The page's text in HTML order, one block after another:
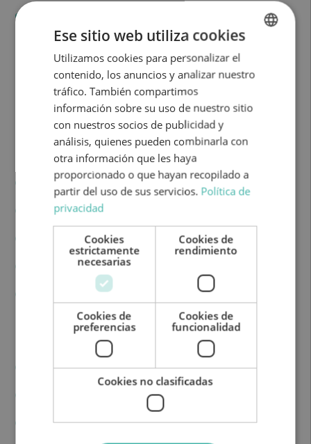
Combustible: Diesel
Cambio: Manual
Alto: 3.06 m
Largo: 7.31 m
MMA: 3500 Kg
Tanque depósito: 100 L
Aguas Limpias: 20+65 L
Aguas residuales: 120 L
Equipamiento Incluido
A.A Cabina
Calefacción
SPANISH
ENGLISH
Ese sitio web utiliza cookies
Utilizamos cookies para personalizar el
contenido, los anuncios y analizar nuestro
tráfico. También compartimos
información sobre su uso de nuestro sitio
con nuestros socios de publicidad y
análisis, quienes pueden combinarla con
otra información que les haya
proporcionado o que hayan recopilado a
partir del uso de sus servicios. Política de
privacidad
Cookies
estrictamente
necesarias
Cookies de
rendimiento
Cookies de
preferencias
Cookies de
funcionalidad
Cookies no clasificadas